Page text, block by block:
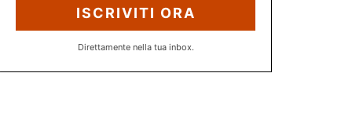
ISCRIVITI ORA
Direttamente nella tua inbox.